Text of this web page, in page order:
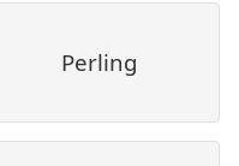
Perling